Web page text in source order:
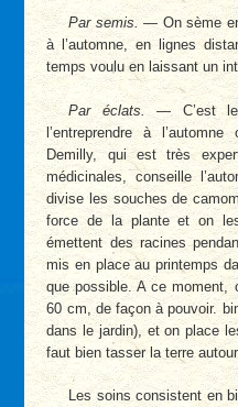
Par semis. — On sème
à l’automne, en lignes
temps voulu en laissant un
Par éclats. — C’est
l’entreprendre à
Demilly, qui est très
médicinales, conseille
divise les souches de
force de la plante et on
émettent des racines
mis en place au printemps
que possible. A ce moment,
60 cm, de façon à pouvoir.
dans le jardin), et on place
faut bien tasser la terre
Les soins consistent en